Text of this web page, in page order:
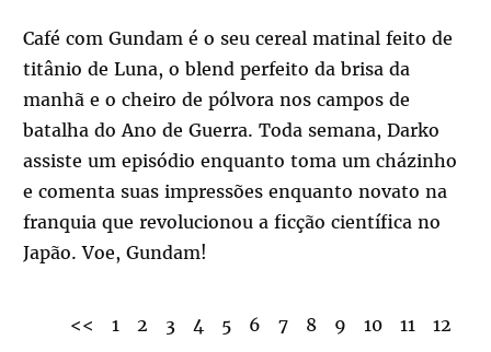
Café com Gundam é o seu cereal matinal feito de
titânio de Luna, o blend perfeito da brisa da
manhã e o cheiro de pólvora nos campos de
batalha do Ano de Guerra. Toda semana, Darko
assiste um episódio enquanto toma um cházinho
e comenta suas impressões enquanto novato na
franquia que revolucionou a ficção científica no
Japão. Voe, Gundam!
<< 1 2 3 4 5 6 7 8 9 10 11
12